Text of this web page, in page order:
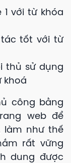
1 với từ khóa
tốt với từ
thủ sử dụng
khoá
công bằng
web để
làm như thế
rất vững
dung được